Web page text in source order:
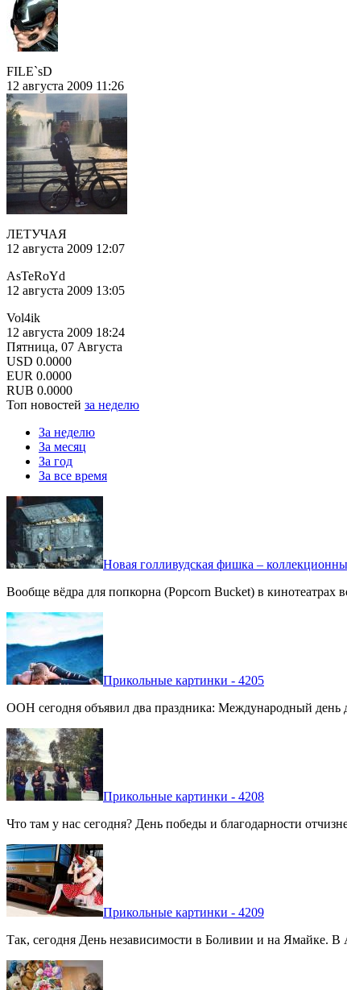
FILE`sD
12 августа 2009 11:26
ЛЕТУЧАЯ
12 августа 2009 12:07
AsTeRoYd
12 августа 2009 13:05
Vol4ik
12 августа 2009 18:24
Пятница, 07 Августа
USD 0.0000
EUR 0.0000
RUB 0.0000
Топ новостей за неделю
За неделю
За месяц
За год
За все время
Новая голливудская фишка –
Вообще вёдра для попкорна (Popcorn Bucket) в
Прикольные картинки - 4205
ООН сегодня объявил два праздника: Международный день
Прикольные картинки - 4208
Что там у нас сегодня? День победы и благодарности
Прикольные картинки - 4209
Так, сегодня День независимости в Боливии и на Ямайке. В